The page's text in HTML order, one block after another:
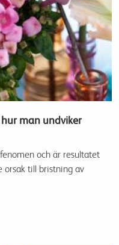
man undviker
och är resultatet
orsak till bristning av